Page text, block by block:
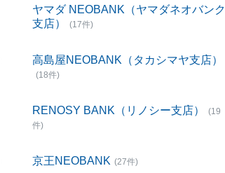
ヤマダ NEOBANK（ヤマダネオバンク
支店）
(17件)
高島屋NEOBANK（タカシマヤ支店）
(18件)
RENOSY BANK（リノシー支店）
(19
件)
京王NEOBANK (27件)